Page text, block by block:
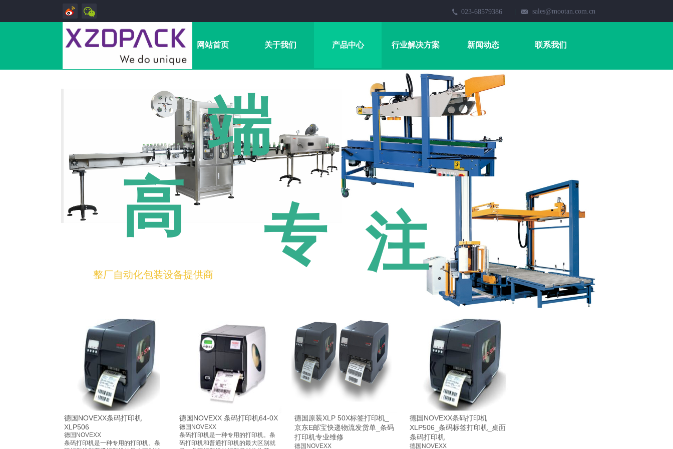
023-68579386 sales@mootan.com.cn
网站首页 关于我们 产品中心 行业解决方案 新闻动态 联系我们
端
高
专 注
整厂自动化包装设备提供商
德国NOVEXX条码打印机
XLP506
德国NOVEXX
条码打印机是一种专用的打印机。条
德国NOVEXX 条码打印机64-0X
德国NOVEXX
条码打印机是一种专用的打印机。条
码打印机和普通打印机的最大区别就
德国原装XLP 50X标签打印机_
京东E邮宝快递物流发货单_条码
打印机专业维修
德国NOVEXX
德国NOVEXX条码打印机
XLP506_条码标签打印机_桌面
条码打印机
德国NOVEXX